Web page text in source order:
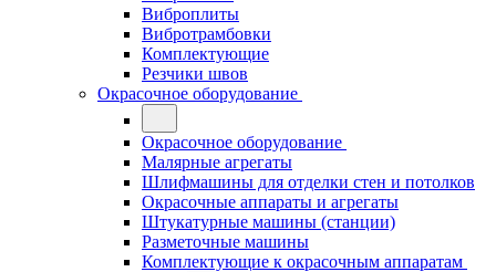
Виброплиты
Вибротрамбовки
Комплектующие
Резчики швов
Окрасочное оборудование
Окрасочное оборудование
Малярные агрегаты
Шлифмашины для отделки стен и потолков
Окрасочные аппараты и агрегаты
Штукатурные машины (станции)
Разметочные машины
Комплектующие к окрасочным аппаратам